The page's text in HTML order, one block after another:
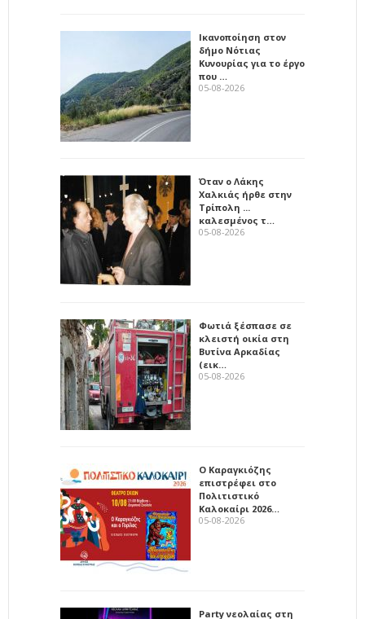
Ικανοποίηση στον
δήμο Νότιας
Κυνουρίας για το έργο
που …
05-08-2026
Όταν ο Λάκης
Χαλκιάς ήρθε στην
Τρίπολη ...
καλεσμένος τ…
05-08-2026
Φωτιά ξέσπασε σε
κλειστή οικία στη
Βυτίνα Αρκαδίας
(εικ…
05-08-2026
Ο Καραγκιόζης
επιστρέφει στο
Πολιτιστικό
Καλοκαίρι 2026…
05-08-2026
Party νεολαίας στη